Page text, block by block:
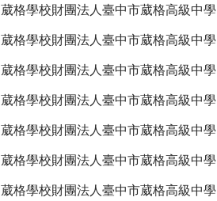
葳格學校財團法人臺中市葳格高級中學
葳格學校財團法人臺中市葳格高級中學
葳格學校財團法人臺中市葳格高級中學
葳格學校財團法人臺中市葳格高級中學
葳格學校財團法人臺中市葳格高級中學
葳格學校財團法人臺中市葳格高級中學
葳格學校財團法人臺中市葳格高級中學